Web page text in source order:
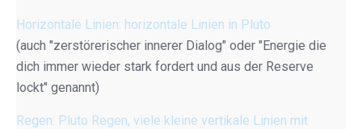
Horizontale Linien: horizontale Linien in Pluto
(auch "zerstörerischer innerer Dialog" oder "Energie die
dich immer wieder stark fordert und aus der Reserve
lockt" genannt)
Regen: Pluto Regen, viele kleine vertikale Linien mit